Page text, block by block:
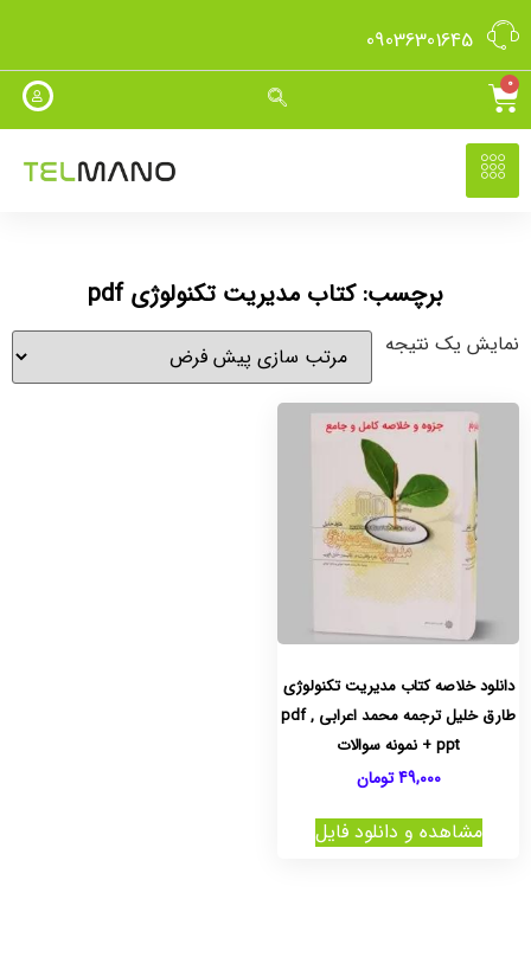
09036301645
0
برچسب: کتاب مدیریت تکنولوژی pdf
نمایش یک نتیجه
دانلود خلاصه کتاب مدیریت تکنولوژی
طارق خلیل ترجمه محمد اعرابی pdf ,
ppt + نمونه سوالات
49,000 تومان
مشاهده و دانلود فایل